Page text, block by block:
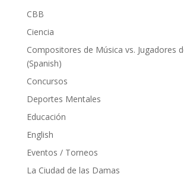
CBB
Ciencia
Compositores de Música vs. Jugadores
(Spanish)
Concursos
Deportes Mentales
Educación
English
Eventos / Torneos
La Ciudad de las Damas